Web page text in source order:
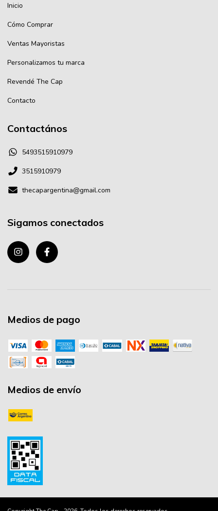
Inicio
Cómo Comprar
Ventas Mayoristas
Personalizamos tu marca
Revendé The Cap
Contacto
Contactános
5493515910979
3515910979
thecapargentina@gmail.com
Sigamos conectados
Medios de pago
Medios de envío